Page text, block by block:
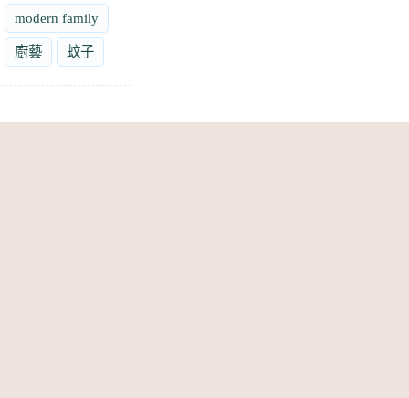
modern family
廚藝 蚊子